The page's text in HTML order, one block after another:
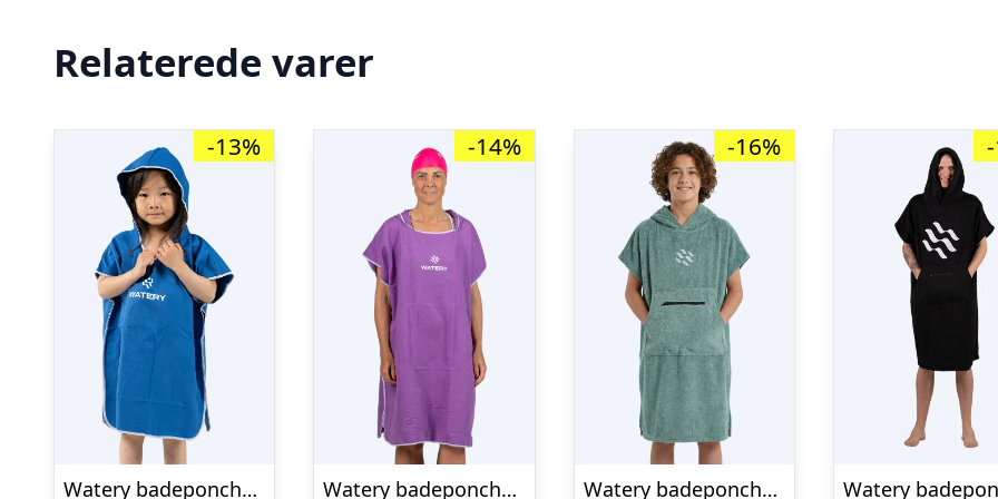
Relaterede varer
-13%
Watery badeponcho til børn (1-6) – Microfiber – Royal Blue
-14%
Watery badeponcho til voksne – Microfiber – Lilla
-16%
Watery badeponcho til junior (6-15) – Bomuld – Forrest Green